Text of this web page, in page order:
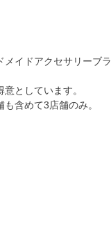
イドアクセサリーブラ
としています。
含めて3店舗のみ。